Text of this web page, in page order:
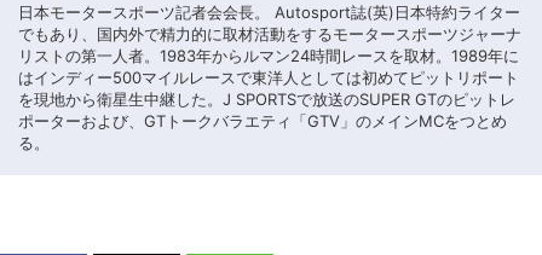
日本モータースポーツ記者会会長。 Autosport誌(英)日本特約ライター
でもあり、国内外で精力的に取材活動をするモータースポーツジャーナ
リストの第一人者。1983年からルマン24時間レースを取材。1989年に
はインディー500マイルレースで東洋人としては初めてピットリポート
を現地から衛星生中継した。J SPORTSで放送のSUPER GTのピットレ
ポーターおよび、GTトークバラエティ「GTV」のメインMCをつとめ
る。